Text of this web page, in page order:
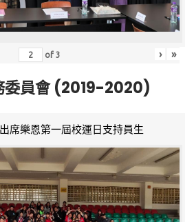
of3 › »
委員會 (2019-2020)
席樂恩第一屆校運日支持員生